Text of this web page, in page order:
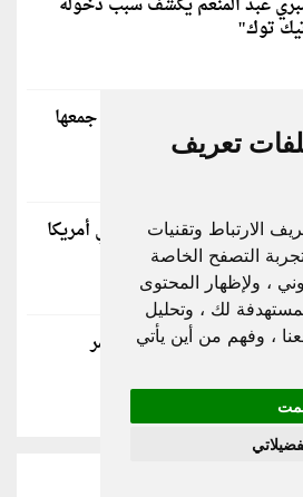
تعريف
الارتباط وتقنيات
التصفح الخاصة
، ولإظهار المحتوى
لك ، وتحليل
، وفهم من أين يأتي
توك"
نبيلة عبيد تروي كواليس مشهد جمعها
زكي في شادر السمك
حفلين لـ محمد رمضان في أمريكا
مفاجئ.. إليكم التفاصيل
كعدي تكشف مخاوف العمر